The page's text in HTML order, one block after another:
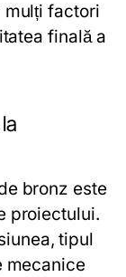
mulți factori
finală a
bronz este
proiectului.
tipul
mecanice